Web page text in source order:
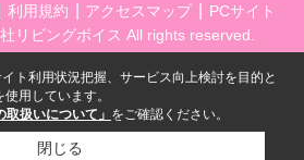
利用規約 アクセスマップ
PCサイト
リビングボイス All rights reserved.
ト利用状況把握、サービス向上検討を目的と
用しています。
取扱いについて」 をご確認ください。
閉じる